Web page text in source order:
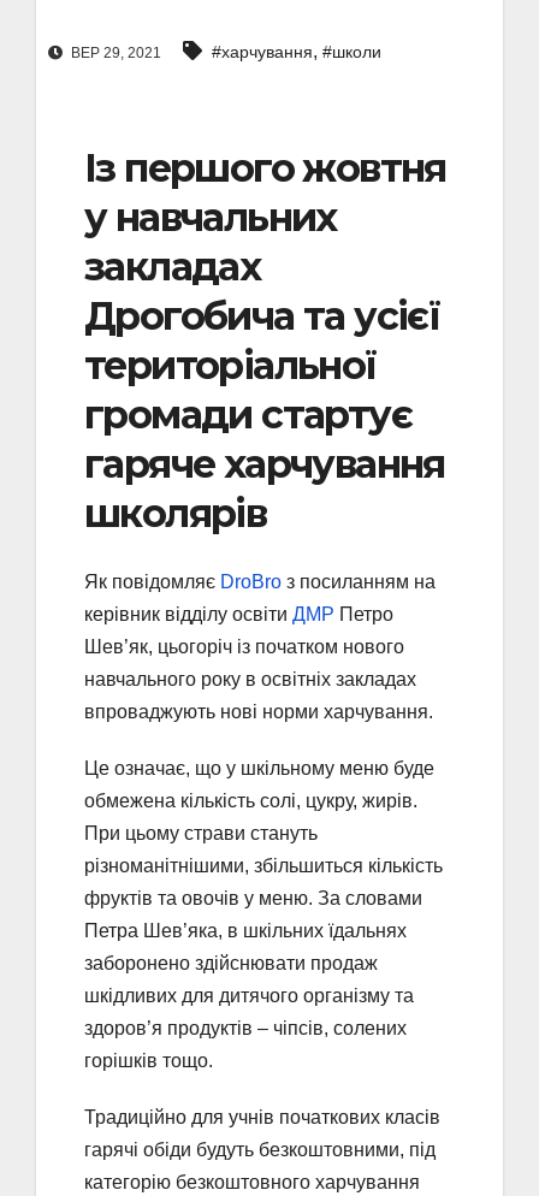
ВЕР 29, 2021 #харчування, #школи
Із першого жовтня
у навчальних
закладах
Дрогобича та усієї
територіальної
громади стартує
гаряче харчування
школярів
Як повідомляє DroBro з посиланням на
керівник відділу освіти ДМР Петро
Шев’як, цьогоріч із початком нового
навчального року в освітніх закладах
впроваджують нові норми харчування.
Це означає, що у шкільному меню буде
обмежена кількість солі, цукру, жирів.
При цьому страви стануть
різноманітнішими, збільшиться кількість
фруктів та овочів у меню. За словами
Петра Шев’яка, в шкільних їдальнях
заборонено здійснювати продаж
шкідливих для дитячого організму та
здоров’я продуктів – чіпсів, солених
горішків тощо.
Традиційно для учнів початкових класів
гарячі обіди будуть безкоштовними, під
категорію безкоштовного харчування